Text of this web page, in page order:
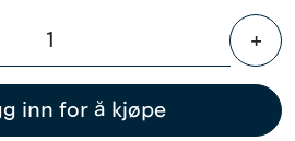
+
inn for å kjøpe